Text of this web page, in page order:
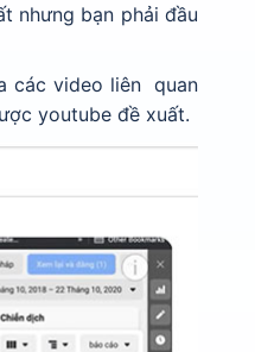
nhưng bạn phải đầu
các video liên quan
youtube đề xuất.